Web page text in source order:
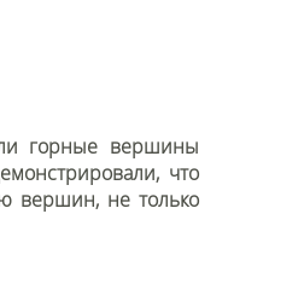
горные вершины
что
вершин, не только